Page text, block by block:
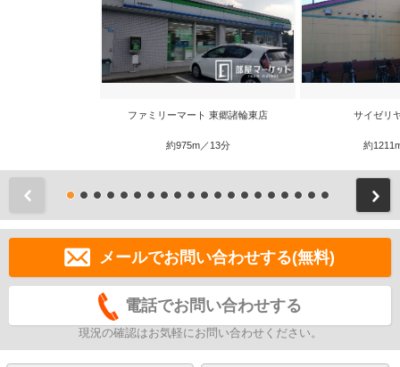
ファミリーマート 東郷諸輪東店
約975m／13分
サイゼリ
約
メールでお問い合わせする(無料)
電話でお問い合わせする
現況の確認はお気軽にお問い合わせください。